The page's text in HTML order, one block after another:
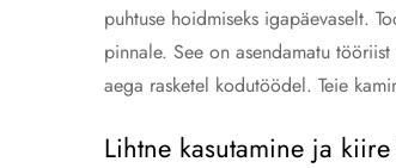
puhtuse hoidmiseks igapäevaselt.
pinnale. See on asendamatu
aega rasketel kodutöödel. Teie
Lihtne kasutamine ja